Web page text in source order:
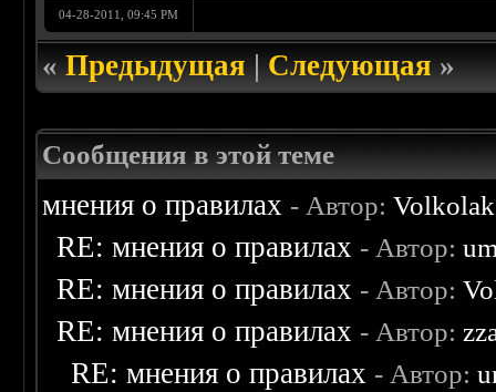
04-28-2011, 09:45 PM
«Предыдущая|Следующая»
Сообщения в этой теме
мнения о правилах - Автор:Volkolak
RE: мнения о правилах - Автор:
RE: мнения о правилах - Автор:
RE: мнения о правилах - Автор:
RE: мнения о правилах - Автор: